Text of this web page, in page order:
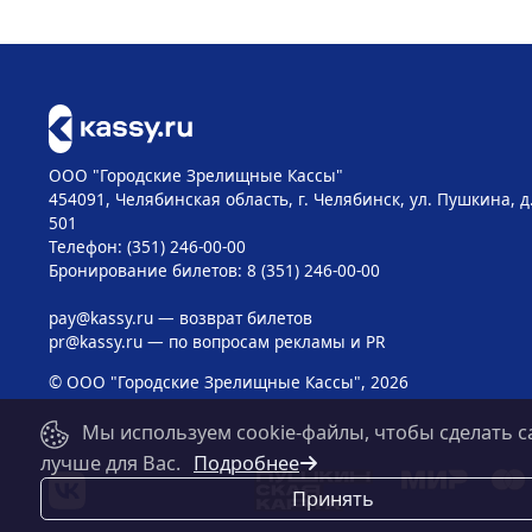
ООО "Городские Зрелищные Кассы"
454091, Челябинская область, г. Челябинск, ул. Пушкина,
501
Телефон: (351) 246-00-00
Бронирование билетов: 8 (351) 246-00-00
pay@kassy.ru— возврат билетов
pr@kassy.ru— по вопросам рекламы и PR
© ООО "Городские Зрелищные Кассы", 2026
Мы используем cookie-файлы, чтобы сделать
лучше для Вас. Подробнее
Принять